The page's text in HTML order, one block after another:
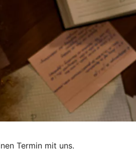
Termin mit uns.